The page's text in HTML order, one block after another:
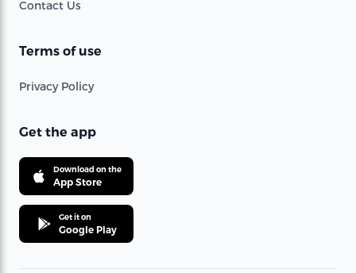
Contact Us
Terms of use
Privacy Policy
Get the app
Download on the
App Store
Get it on
Google Play